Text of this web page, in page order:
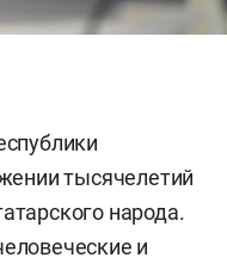
тысячелетий
народа.
и